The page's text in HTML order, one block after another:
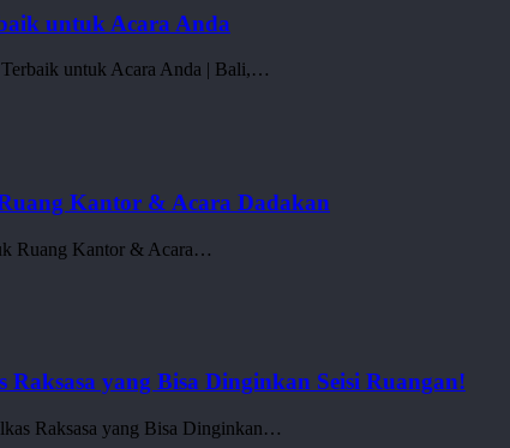
untuk Acara Anda
untuk Acara Anda | Bali,…
Kantor & Acara Dadakan
Ruang Kantor & Acara…
yang Bisa Dinginkan Seisi Ruangan!
Raksasa yang Bisa Dinginkan…